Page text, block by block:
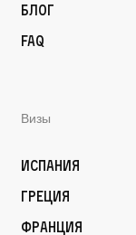
Блог
FAQ
Визы
Испания
Греция
Франция